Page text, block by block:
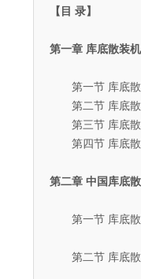
【目 录】
第一章 库底散装
第一节 库底散
第二节 库底散
第三节 库底散
第四节 库底散
第二章 中国库底
第一节 库底散
第二节 库底散